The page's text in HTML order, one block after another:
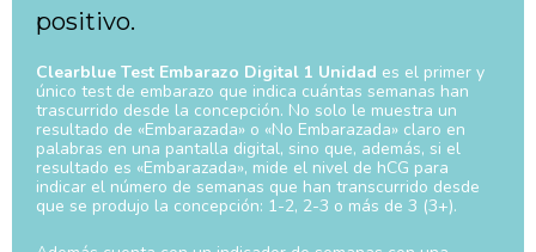
positivo.
Clearblue Test Embarazo Digital 1 Unidad es el primer y
único test de embarazo que indica cuántas semanas han
trascurrido desde la concepción. No solo le muestra un
resultado de «Embarazada» o «No Embarazada» claro en
palabras en una pantalla digital, sino que, además, si el
resultado es «Embarazada», mide el nivel de hCG para
indicar el número de semanas que han transcurrido desde
que se produjo la concepción: 1-2, 2-3 o más de 3 (3+).